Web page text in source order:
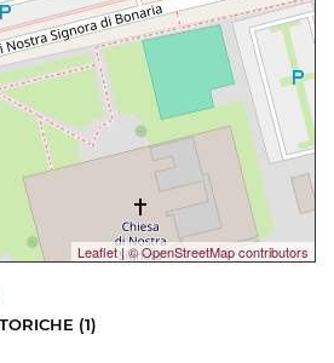
Leaflet|© OpenStreetMap contributors
(1)